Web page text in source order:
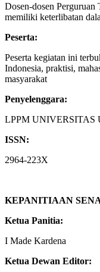
Dosen-dosen Perguruan
memiliki keterlibatan
Peserta:
Peserta kegiatan ini
Indonesia, praktisi,
masyarakat
Penyelenggara:
LPPM UNIVERSITAS
ISSN:
2964-223X
KEPANITIAAN
Ketua Panitia:
I Made Kardena
Ketua Dewan Editor: